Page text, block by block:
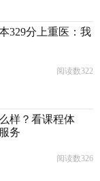
329分上重医：我
阅读数322
样？看课程体
务
阅读数326